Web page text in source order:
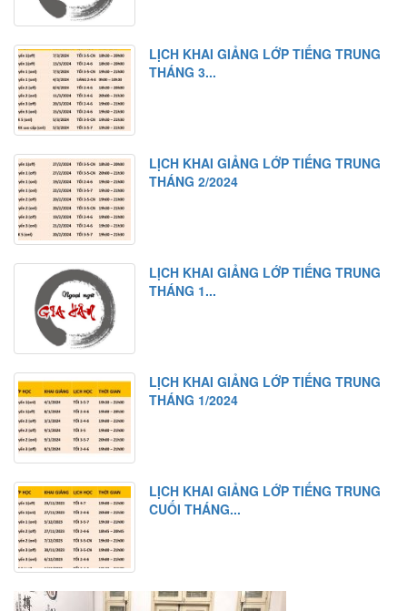
LỊCH KHAI GIẢNG LỚP TIẾNG TRUNG
THÁNG 3...
LỊCH KHAI GIẢNG LỚP TIẾNG TRUNG
THÁNG 2/2024
LỊCH KHAI GIẢNG LỚP TIẾNG TRUNG
THÁNG 1...
LỊCH KHAI GIẢNG LỚP TIẾNG TRUNG
THÁNG 1/2024
LỊCH KHAI GIẢNG LỚP TIẾNG TRUNG
CUỐI THÁNG...